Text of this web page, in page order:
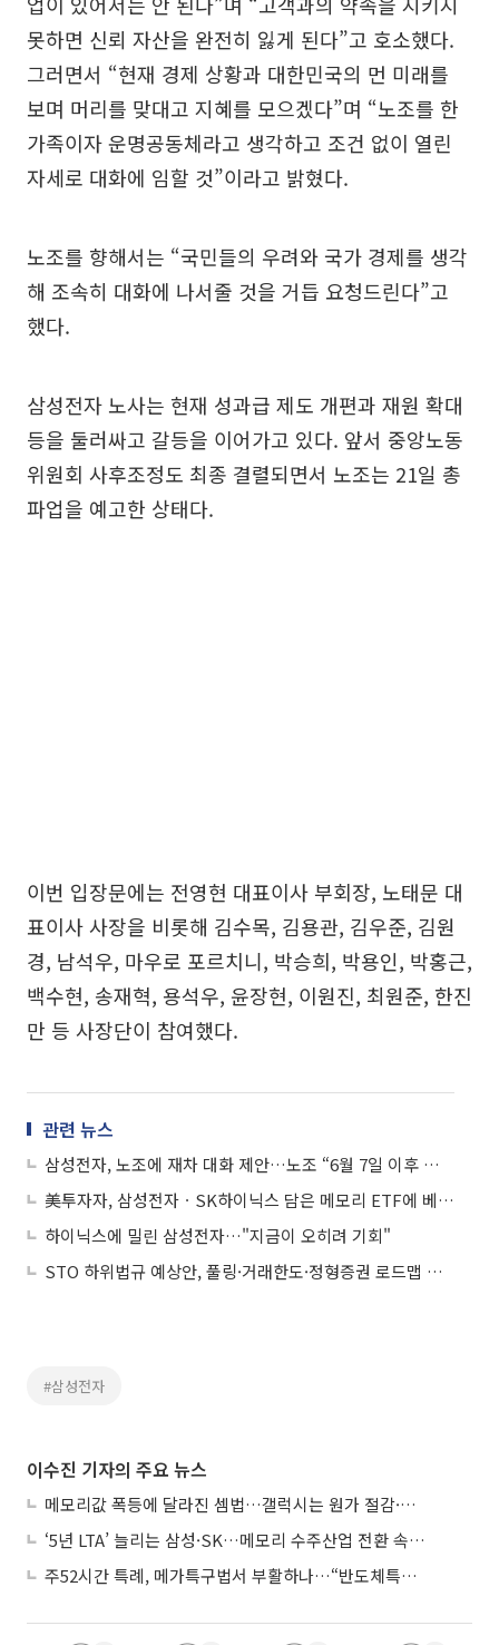
못하면 신뢰 자산을 완전히 잃게 된다”고 호소했다.
그러면서 “현재 경제 상황과 대한민국의 먼 미래를
보며 머리를 맞대고 지혜를 모으겠다”며 “노조를 한
가족이자 운명공동체라고 생각하고 조건 없이 열린
자세로 대화에 임할 것”이라고 밝혔다.
노조를 향해서는 “국민들의 우려와 국가 경제를 생각
해 조속히 대화에 나서줄 것을 거듭 요청드린다”고
했다.
삼성전자 노사는 현재 성과급 제도 개편과 재원 확대
등을 둘러싸고 갈등을 이어가고 있다. 앞서 중앙노동
위원회 사후조정도 최종 결렬되면서 노조는 21일 총
파업을 예고한 상태다.
이번 입장문에는 전영현 대표이사 부회장, 노태문 대
표이사 사장을 비롯해 김수목, 김용관, 김우준, 김원
경, 남석우, 마우로 포르치니, 박승희, 박용인, 박홍근,
백수현, 송재혁, 용석우, 윤장현, 이원진, 최원준, 한진
만 등 사장단이 참여했다.
관련 뉴스
삼성전자, 노조에 재차 대화 제안…노조 “6월 7일 이후 협의 의사”
美투자자, 삼성전자ㆍSK하이닉스 담은 메모리 ETF에 베팅…ARK 자산 규모 추월
하이닉스에 밀린 삼성전자…"지금이 오히려 기회"
STO 하위법규 예상안, 풀링·거래한도·정형증권 로드맵 제시
#삼성전자
이수진 기자의 주요 뉴스
메모리값 폭등에 달라진 셈법…갤럭시는 원가 절감·아이폰은 서비스 확대
‘5년 LTA’ 늘리는 삼성·SK…메모리 수주산업 전환 속 다른 셈법
주52시간 특례, 메가특구법서 부활하나…“반도체특별법 담겨야”